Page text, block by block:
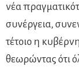
νέα
συνέργεια,
τέτοιο η
θεωρώντας ότι